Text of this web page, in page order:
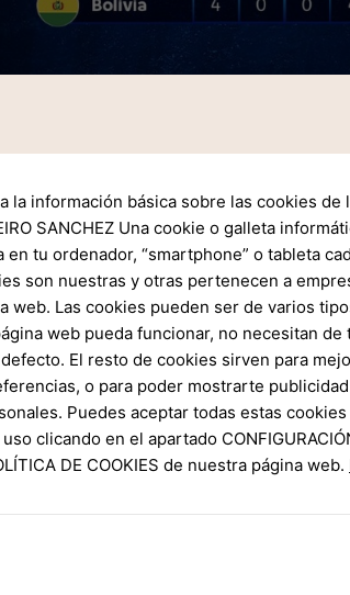
com os chilenos vencendo por 35 a 21,
recebendo o segundo duelo. Os
Brasil vença por 14 pontos de diferença,
QUE BUROCRACIA…Em marcha
saída de bola.
do Paraguai?
poderá mais ser alcançado pela
a outros resultados, pode fazer com
direta na Copa.
feira (11/8), às 17h30 (de Brasília).
o Peru, por 3 sets a 0.
la información básica sobre las cookies
SANCHEZ Una cookie o galleta
en tu ordenador, “smartphone” o tableta
son nuestras y otras pertenecen a
web. Las cookies pueden ser de varios
web pueda funcionar, no necesitan
El resto de cookies sirven para
o para poder mostrarte
Puedes aceptar todas estas
clicando en el apartado
DE COOKIES de nuestra página web.